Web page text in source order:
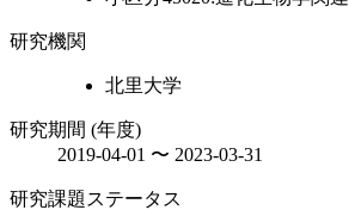
研究機関
北里大学
研究期間 (年度)
2019-04-01 〜 2023-03-31
研究課題ステータス